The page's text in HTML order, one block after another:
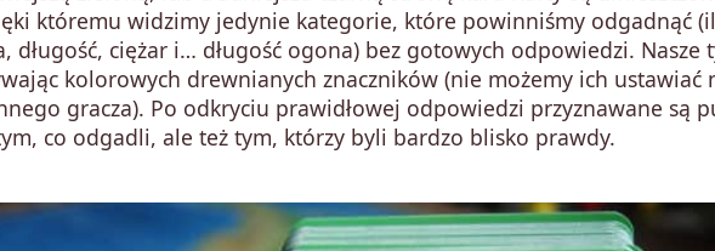
któremu widzimy jedynie kategorie, które powinniśmy odgadnąć
długość, ciężar i… długość ogona) bez gotowych odpowiedzi. Nasze
kolorowych drewnianych znaczników (nie możemy ich ustawiać
gracza). Po odkryciu prawidłowej odpowiedzi przyznawane są
co odgadli, ale też tym, którzy byli bardzo blisko prawdy.